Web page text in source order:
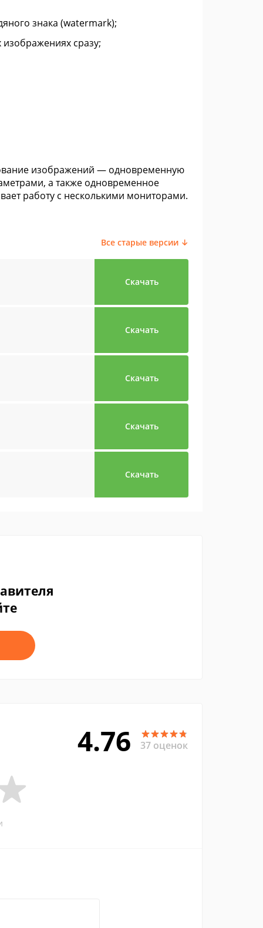
знака (watermark);
сразу;
изображений — одновременную
а также одновременное
работу с несколькими мониторами.
Все старые версии ↓
Скачать
Скачать
Скачать
Скачать
Скачать
4.76 37 оценок